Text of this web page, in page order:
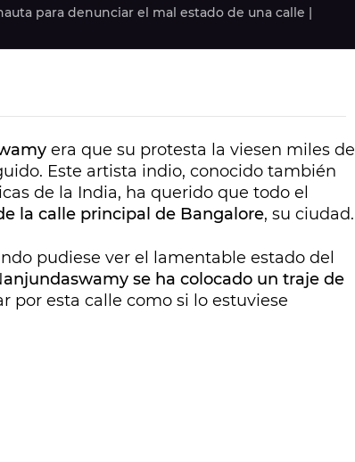
para denunciar el mal estado de una calle |
era que su protesta la viesen miles de
Este artista indio, conocido también
de la India, ha querido que todo el
la calle principal de Bangalore, su ciudad.
pudiese ver el lamentable estado del
anjundaswamy se ha colocado un traje de
por esta calle como si lo estuviese